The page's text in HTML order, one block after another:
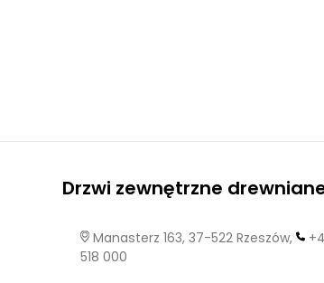
Drzwi zewnętrzne
Manasterz 163, 37-522 Rzeszów,
518 000